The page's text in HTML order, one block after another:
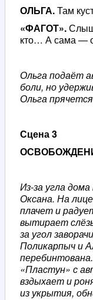
ОЛЬГА.Там
«ФАГОТ».
кто… А сама —
Ольга подаёт
боли, но
Ольга
Сцена 3
Из-за угла
Оксана. На
плачет и
вытирает
за угол
Поликарпыч и
«Пластун» с
вздыхает и
из укрытия,